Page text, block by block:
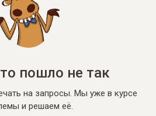
пошло не так
на запросы. Мы уже в курсе
и решаем её.